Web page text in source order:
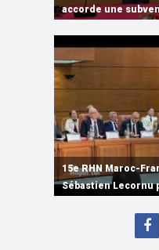
de Ryanair
accorde une
Computing et de
au monde
de leur partenariat
15e RHN Maroc-
plusieurs accords
partenariat
15e RHN Maroc-
Sébastien
15e Réunion de
Discours de M.